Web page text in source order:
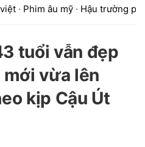
· Phim âu mỹ · Hậu trường
tuổi vẫn đẹp
vừa lên
kịp Cậu Út